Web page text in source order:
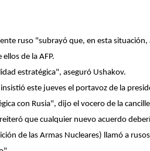
ruso "subrayó que, en esta
de la AFP.
estratégica", aseguró Ushakov.
este jueves el portavoz de la
con Rusia", dijo el vocero de la
que cualquier nuevo acuerdo
de las Armas Nucleares) llamó a